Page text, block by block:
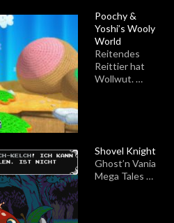
Poochy &
Yoshi’s Wooly
World
Reitendes
Reittier hat
Wollwut. …
Shovel Knight
Ghost’n Vania
Mega Tales …